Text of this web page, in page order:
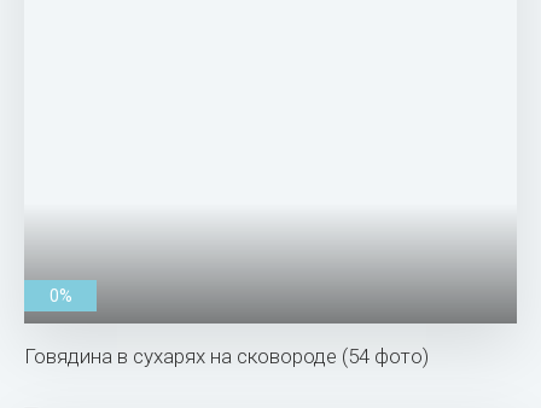
0%
Говядина в сухарях на сковороде (54 фото)